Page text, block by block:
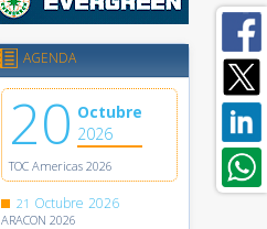
AGENDA
20 Octubre
2026
TOC Americas 2026
21 Octubre 2026
ARACON 2026